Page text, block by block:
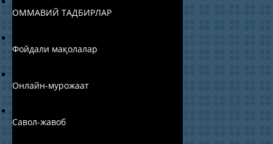
ОММАВИЙ ТАДБИРЛАР
Фойдали мақолалар
Онлайн-мурожаат
Савол-жавоб